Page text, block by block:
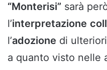
“Monterisi” sarà
l’interpretazione
l’adozione di ulteriori
a quanto visto nelle